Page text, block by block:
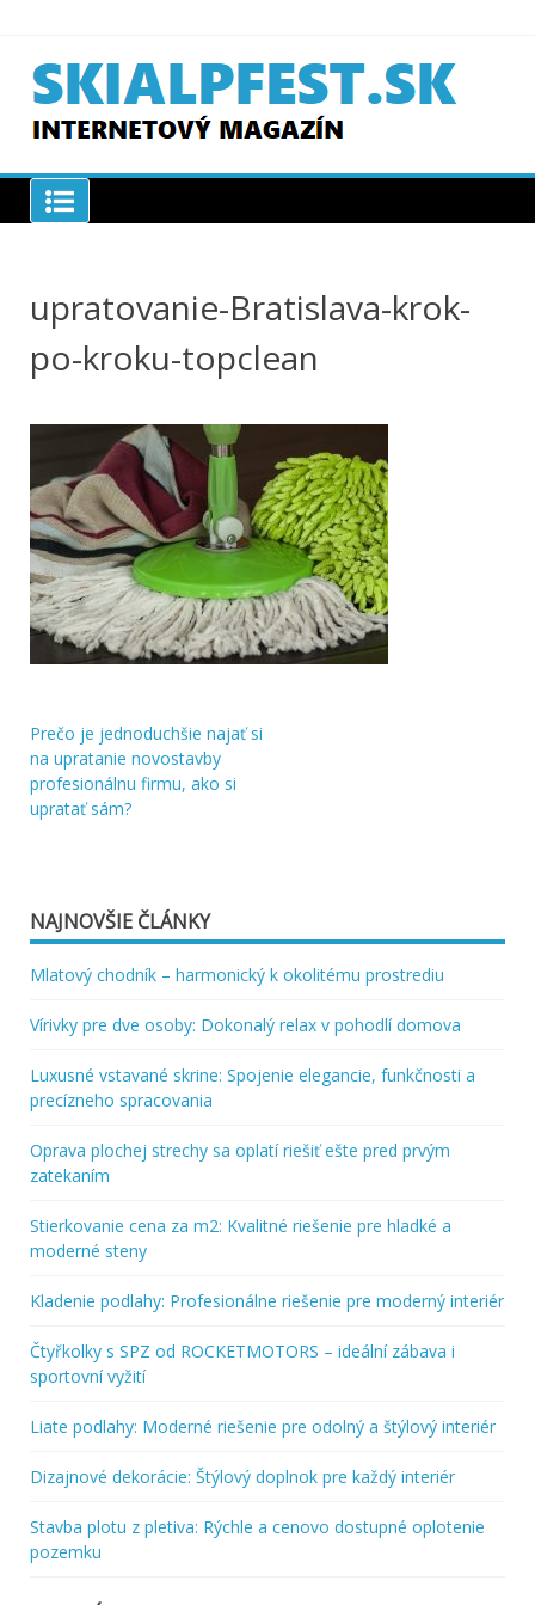
content
SKIAPLFEST.SK
upratovanie-Bratislava-krok-
po-kroku-topclean
Navigácia
v
Prečo je jednoduchšie najať si
na upratanie novostavby
profesionálnu firmu, ako si
upratať sám?
NAJNOVŠIE ČLÁNKY
Mlatový chodník – harmonický k okolitému prostrediu
Vírivky pre dve osoby: Dokonalý relax v pohodlí domova
Luxusné vstavané skrine: Spojenie elegancie, funkčnosti a
precízneho spracovania
Oprava plochej strechy sa oplatí riešiť ešte pred prvým
zatekaním
Stierkovanie cena za m2: Kvalitné riešenie pre hladké a
moderné steny
Kladenie podlahy: Profesionálne riešenie pre moderný interiér
Čtyřkolky s SPZ od ROCKETMOTORS – ideální zábava i
sportovní vyžití
Liate podlahy: Moderné riešenie pre odolný a štýlový interiér
Dizajnové dekorácie: Štýlový doplnok pre každý interiér
Stavba plotu z pletiva: Rýchle a cenovo dostupné oplotenie
pozemku